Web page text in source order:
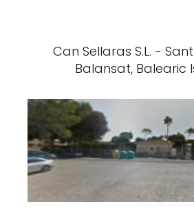
Can Sellaras S.L. -
Balansat, Balearic